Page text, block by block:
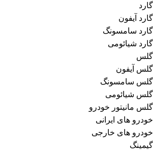
گارد
گارد آیفون
گارد سامسونگ
گارد شیائومی
گلس
گلس آیفون
گلس سامسونگ
گلس شیائومی
گلس مانیتور خودرو
خودرو های ایرانی
خودرو های خارجی
گیمینگ